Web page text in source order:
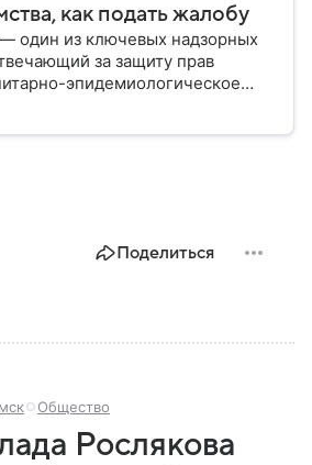
как подать жалобу
один из ключевых надзорных
за защиту прав
эпидемиологическое
и контроль соблюдения
Поделиться
Общество
Рослякова